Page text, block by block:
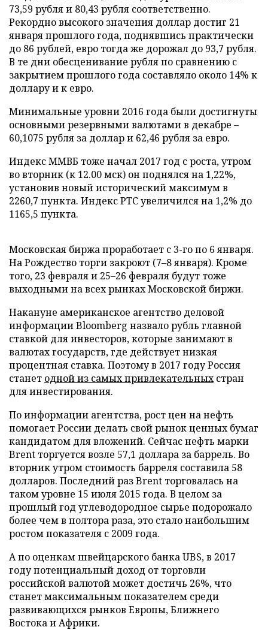
73,59 рубля и 80,43 рубля соответственно.
Рекордно высокого значения доллар достиг 21
января прошлого года, поднявшись практически
до 86 рублей, евро тогда же дорожал до 93,7 рубля.
В те дни обесценивание рубля по сравнению с
закрытием прошлого года составляло около 14% к
доллару и к евро.
Минимальные уровни 2016 года были достигнуты
основными резервными валютами в декабре –
60,1075 рубля за доллар и 62,46 рубля за евро.
Индекс ММВБ тоже начал 2017 год с роста, утром
во вторник (к 12.00 мск) он поднялся на 1,22%,
установив новый исторический максимум в
2260,7 пункта. Индекс РТС увеличился на 1,2% до
1165,5 пункта.
Московская биржа проработает с 3-го по 6 января.
На Рождество торги закроют (7–8 января). Кроме
того, 23 февраля и 25–26 февраля будут тоже
выходными на всех рынках Московской биржи.
Накануне американское агентство деловой
информации Bloomberg назвало рубль главной
ставкой для инвесторов, которые занимают в
валютах государств, где действует низкая
процентная ставка. Поэтому в 2017 году Россия
станет одной из самых привлекательныхстран
для инвестирования.
По информации агентства, рост цен на нефть
помогает России делать свой рынок ценных бумаг
кандидатом для вложений. Сейчас нефть марки
Brent торгуется возле 57,1 доллара за баррель. Во
вторник утром стоимость барреля составила 58
долларов. Последний раз Brent торговалась на
таком уровне 15 июля 2015 года. В целом за
прошлый год углеводородное сырье подорожало
более чем в полтора раза, это стало наибольшим
ростом показателя с 2009 года.
А по оценкам швейцарского банка UBS, в 2017
году потенциальный доход от торговли
российской валютой может достичь 26%, что
станет максимальным показателем среди
развивающихся рынков Европы, Ближнего
Востока и Африки.